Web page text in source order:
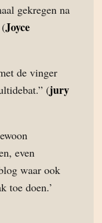
gekregen na
Joyce
de vinger
(jury
even
waar ook
toe doen.’